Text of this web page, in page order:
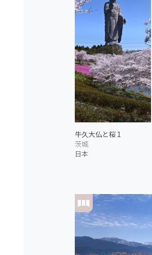
牛久大仏と桜 1
茨城
日本